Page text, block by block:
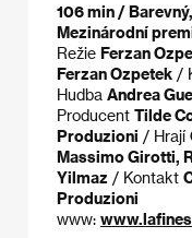
106 min /
Mezinárodní
Režie Ferzan
Ferzan Ozpetek /
Hudba Andrea
Producent Tilde
Produzioni / Hrají
Massimo Girotti,
Yilmaz / Kontakt
Produzioni
www: